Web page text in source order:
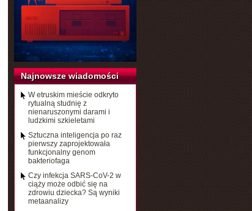
Najnowsze wiadomości
W etruskim mieście odkryto
rytualną studnię z
nienaruszonymi darami i
ludzkimi szkieletami
Sztuczna inteligencja po raz
pierwszy zaprojektowała
funkcjonalny genom
bakteriofaga
Czy infekcja SARS-CoV-2 w
ciąży może odbić się na
zdrowiu dziecka? Są wyniki
metaanalizy